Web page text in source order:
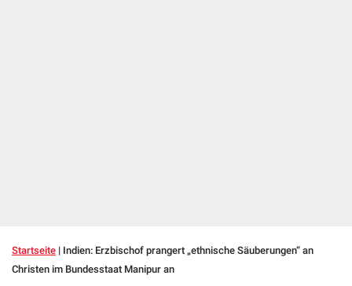
Startseite | Indien: Erzbischof prangert „ethnische Säuberungen“ an
Christen im Bundesstaat Manipur an